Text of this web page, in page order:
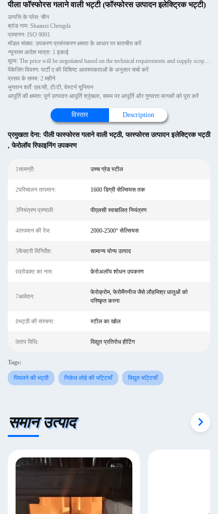
पीला फॉस्फोरस गलाने वाली भट्टी (फॉस्फोरस उत्पादन इलेक्ट्रिक भट्टी)
उत्पत्ति के प्लेस: चीन
ब्रांड नाम: Shaanxi Chengda
प्रमाणन: ISO 9001
मॉडल संख्या: उपकरण प्रसंस्करण क्षमता के आधार पर बातचीत करें
न्यूनतम आदेश मात्रा: 1 इकाई
मूल्य: The price will be negotiated based on the technical requirements and supply scope of Party A
पैकेजिंग विवरण: पार्टी ए की विशिष्ट आवश्यकताओं के अनुसार चर्चा करें
प्रसव के समय: 2 महीने
भुगतान शर्तें: एल/सी, टी/टी, वेस्टर्न यूनियन
आपूर्ति की क्षमता: पूर्ण उत्पादन आपूर्ति श्रृंखला, समय पर आपूर्ति और गुणवत्ता मानकों को पूरा करें
विस्तार Description
प्रमुखता देना:पीली फास्फोरस गलाने वाली भट्ठी,फास्फोरस उत्पादन इलेक्ट्रिक भट्ठी
,फेरोलॉय रिफाइनिंग उपकरण
1सामग्री: उच्च ग्रेड स्टील
2परिचालन तापमान: 1600 डिग्री सेल्सियस तक
3नियंत्रण प्रणाली: पीएलसी स्वचालित नियंत्रण
4तापमान की रेंज: 2000-2500° सेल्सियस
5फैक्टरी विनिर्देश: सामान्य योग्य उत्पाद
6प्रोडक्ट का नाम: फ़ेरोअलॉय शोधन उपकरण
7आवेदन:
फेरोक्रोम, फेरोमैंगनीज जैसे लौहमिश्र धातुओं को
परिष्कृत करना
8भट्ठी की संरचना: स्टील का खोल
9ताप विधि: विद्युत प्रतिरोध हीटिंग
Tags:
पिघलने की भट्ठी निकेल लोहे की भट्टियाँ विद्युत भट्टियाँ
समान उत्पाद